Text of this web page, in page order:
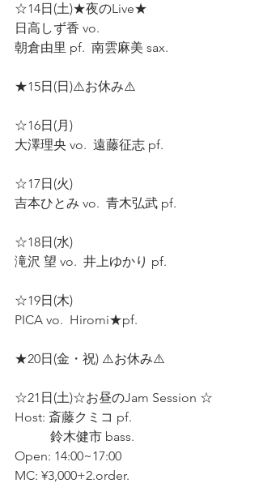
☆14日(土)★夜のLive★
日高しず香 vo.
朝倉由里 pf.  南雲麻美 sax.
★15日(日)⚠️お休み⚠️
☆16日(月)
大澤理央 vo.  遠藤征志 pf.
☆17日(火)
吉本ひとみ vo.  青木弘武 pf.
☆18日(水)
滝沢 望 vo.  井上ゆかり pf.
☆19日(木)
PICA vo.  Hiromi★pf.
★20日(金・祝) ⚠️お休み⚠️
☆21日(土)☆お昼のJam Session ☆
Host: 斎藤クミコ pf.
           鈴木健市 bass.
Open: 14:00~17:00
MC: ¥3,000+2.order.